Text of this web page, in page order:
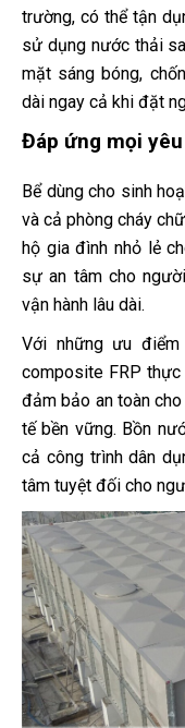
trường, có thể tận
sử dụng nước thải
mặt sáng bóng,
dài ngay cả khi đặt
Đáp ứng mọi
Bể dùng cho sinh
và cả phòng cháy
hộ gia đình nhỏ lẻ
sự an tâm cho
vận hành lâu dài.
Với những ưu
composite FRP
đảm bảo an toàn
tế bền vững. Bồn
cả công trình dân
tâm tuyệt đối cho